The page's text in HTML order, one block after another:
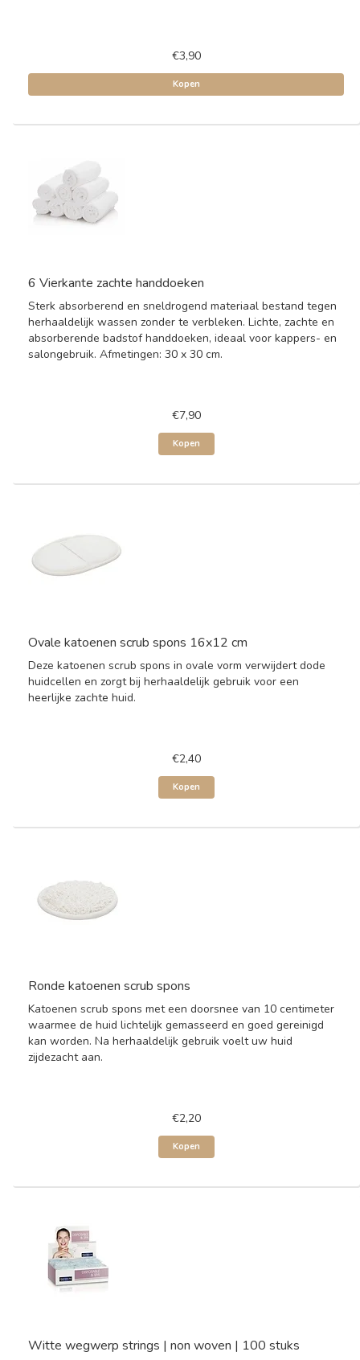
€3,90
Kopen
6 Vierkante zachte handdoeken
Sterk absorberend en sneldrogend materiaal bestand tegen
herhaaldelijk wassen zonder te verbleken. Lichte, zachte en
absorberende badstof handdoeken, ideaal voor kappers- en
salongebruik. Afmetingen: 30 x 30 cm.
€7,90
Kopen
Ovale katoenen scrub spons 16x12 cm
Deze katoenen scrub spons in ovale vorm verwijdert dode
huidcellen en zorgt bij herhaaldelijk gebruik voor een
heerlijke zachte huid.
€2,40
Kopen
Ronde katoenen scrub spons
Katoenen scrub spons met een doorsnee van 10 centimeter
waarmee de huid lichtelijk gemasseerd en goed gereinigd
kan worden. Na herhaaldelijk gebruik voelt uw huid
zijdezacht aan.
€2,20
Kopen
Witte wegwerp strings | non woven | 100 stuks